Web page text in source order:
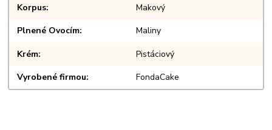
Korpus Makový
Plnené Ovocím Maliny
Krém Pistáciový
Vyrobené firmou FondaCake